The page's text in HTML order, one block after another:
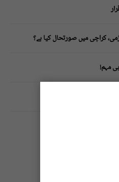
مہم!
ثابت ہورہی ہے؟
10 میں قائم